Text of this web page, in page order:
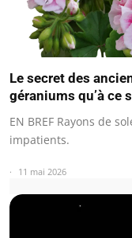
Le secret des
géraniums qu’à ce
EN BREF Rayons de
impatients.
11 mai 2026